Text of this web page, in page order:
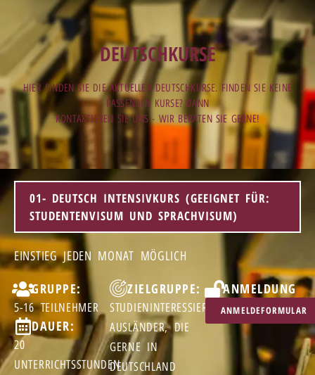
DEUTSCHKURSE
HIER FINDEN SIE DIE AKTUELLEN DEUTSCHKURSE. FINDEN SIE KEINE
PASSENDEN KURSE? DANN
KONTAKTIEREN SIE UNS - WIR BERATEN SIE GERNE!
01- DEUTSCH INTENSIVKURS (GEEIGNET FÜR:
STUDENTENVISUM UND SPRACHVISUM)
EINSTIEG JEDEN MONAT MÖGLICH
GRUPPE:
5-16 TEILNEHMER
DAUER:
20
UNTERRICHTSSTUNDEN
ZIELGRUPPE:
STUDIENINTERESSIERTE
AUSLÄNDER, DIE
GERNE IN
DEUTSCHLAND
ANMELDUNG
ANMELDEFORMULAR